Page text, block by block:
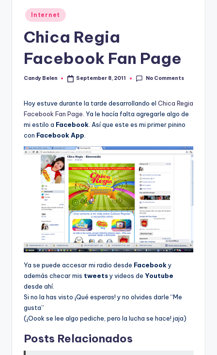
Posted
in
Internet
Chica Regia
Facebook Fan Page
Posted
Candy Belen September 8, 2011 No Comments
Hoy estuve durante la tarde desarrollando el Chica Regia
Facebook Fan Page . Ya le hacía falta agregarle algo de
mi estilo a Facebook . Así que este es mi primer pinino
con Facebook App
Ya se puede accesar mi radio desde Facebooky
además checar mis tweetsy videos de Youtube
desde ahí.
Si no la has visto ¡Qué esperas! y no olvides darle “Me
gusta”
(¡Oook se lee algo pediche, pero la lucha se hace! jaja)
Posts Relacionados